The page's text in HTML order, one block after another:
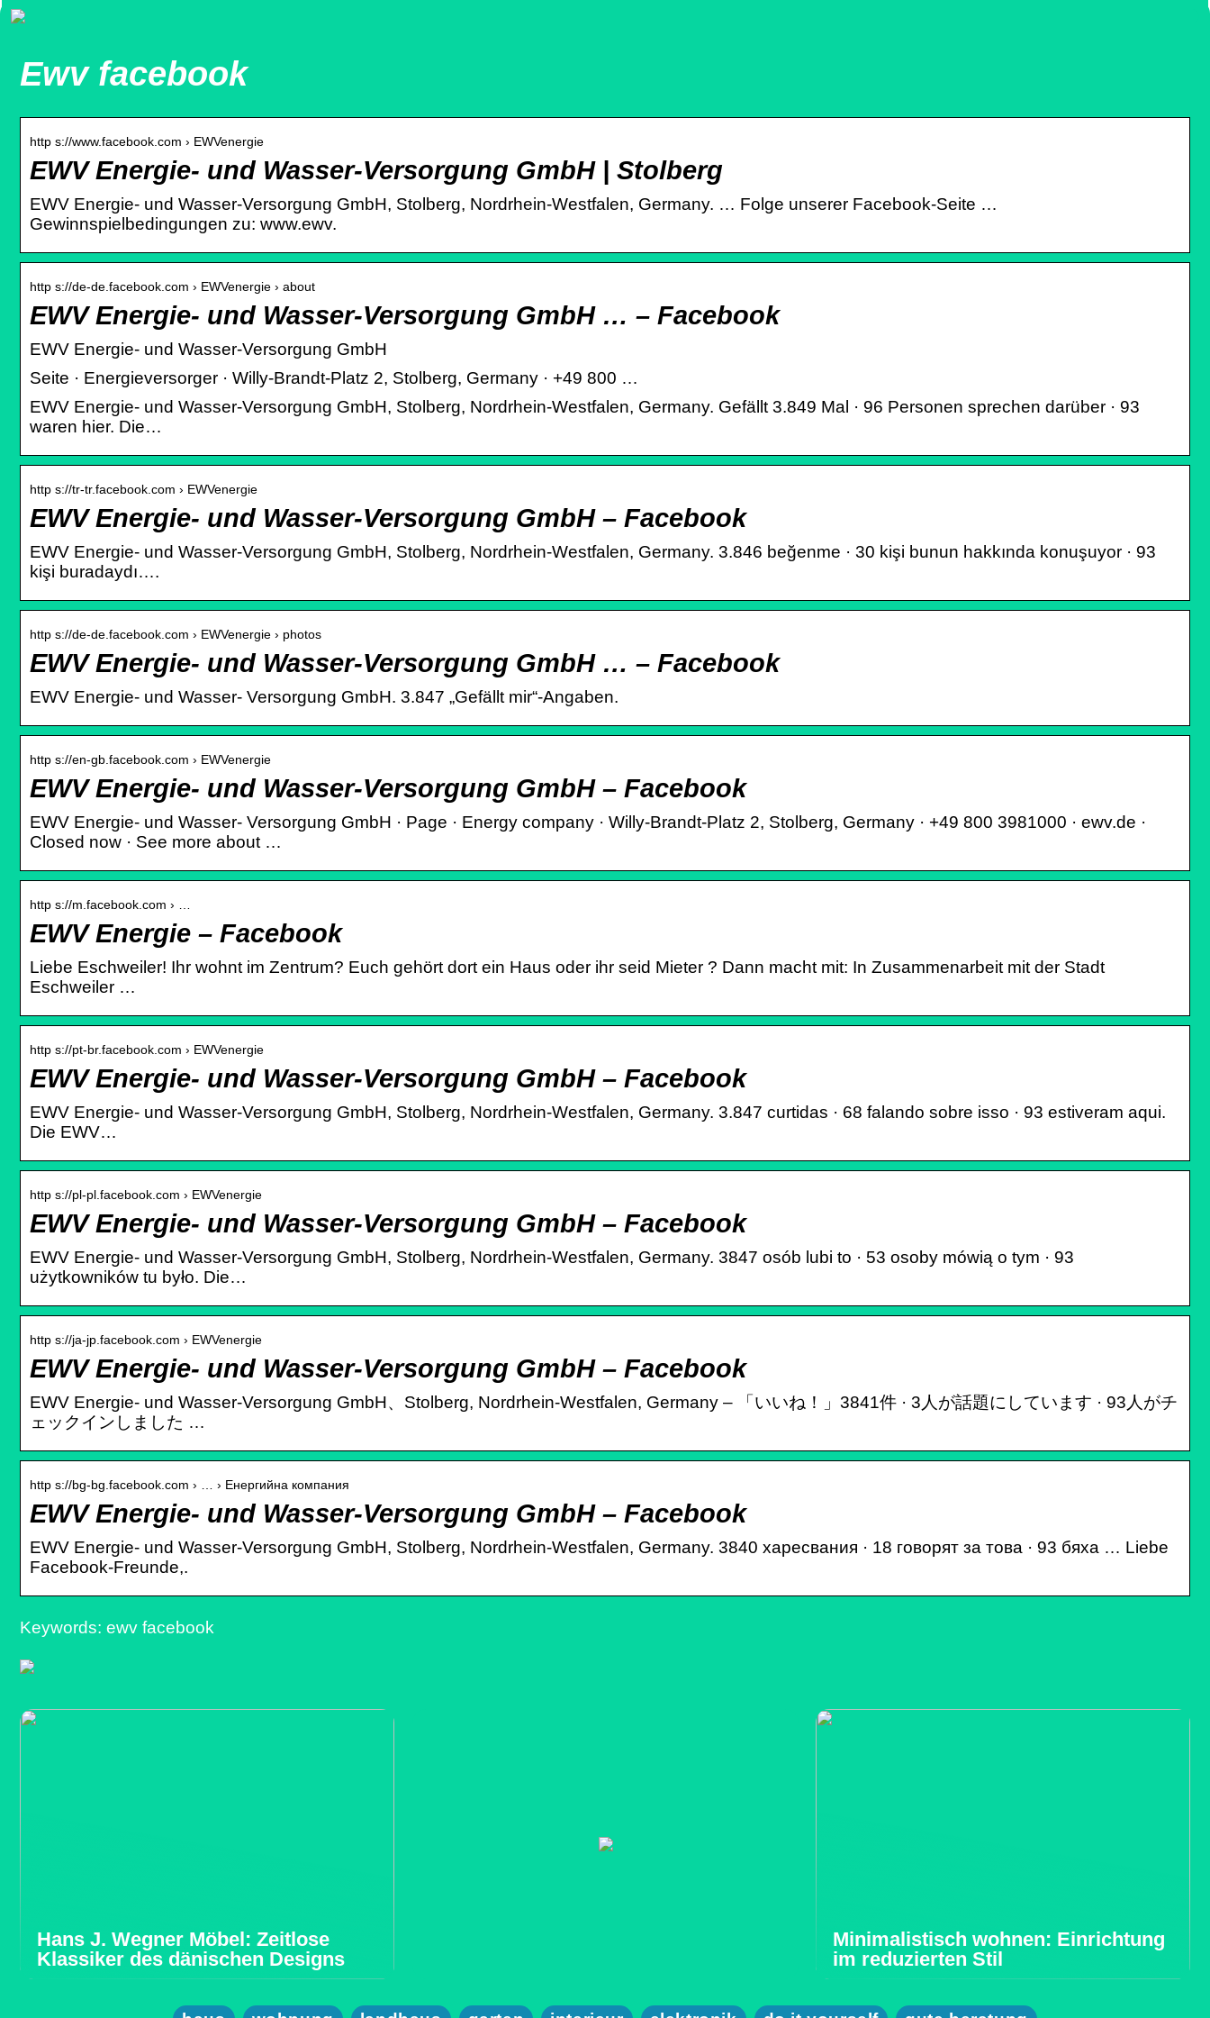
Ewv facebook
http s://www.facebook.com › EWVenergie
EWV Energie- und Wasser-Versorgung GmbH | Stolberg
EWV Energie- und Wasser-Versorgung GmbH, Stolberg, Nordrhein-Westfalen, Germany. … Folge unserer Facebook-Seite …
Gewinnspielbedingungen zu: www.ewv.
http s://de-de.facebook.com › EWVenergie › about
EWV Energie- und Wasser-Versorgung GmbH … – Facebook
EWV Energie- und Wasser-Versorgung GmbH
Seite · Energieversorger · Willy-Brandt-Platz 2, Stolberg, Germany · +49 800 …
EWV Energie- und Wasser-Versorgung GmbH, Stolberg, Nordrhein-Westfalen, Germany. Gefällt 3.849 Mal · 96 Personen sprechen darüber · 93
waren hier. Die…
http s://tr-tr.facebook.com › EWVenergie
EWV Energie- und Wasser-Versorgung GmbH – Facebook
EWV Energie- und Wasser-Versorgung GmbH, Stolberg, Nordrhein-Westfalen, Germany. 3.846 beğenme · 30 kişi bunun hakkında konuşuyor · 93
kişi buradaydı….
http s://de-de.facebook.com › EWVenergie › photos
EWV Energie- und Wasser-Versorgung GmbH … – Facebook
EWV Energie- und Wasser- Versorgung GmbH. 3.847 „Gefällt mir“-Angaben.
http s://en-gb.facebook.com › EWVenergie
EWV Energie- und Wasser-Versorgung GmbH – Facebook
EWV Energie- und Wasser- Versorgung GmbH · Page · Energy company · Willy-Brandt-Platz 2, Stolberg, Germany · +49 800 3981000 · ewv.de ·
Closed now · See more about …
http s://m.facebook.com › …
EWV Energie – Facebook
Liebe Eschweiler! Ihr wohnt im Zentrum? Euch gehört dort ein Haus oder ihr seid Mieter ? Dann macht mit: In Zusammenarbeit mit der Stadt
Eschweiler …
http s://pt-br.facebook.com › EWVenergie
EWV Energie- und Wasser-Versorgung GmbH – Facebook
EWV Energie- und Wasser-Versorgung GmbH, Stolberg, Nordrhein-Westfalen, Germany. 3.847 curtidas · 68 falando sobre isso · 93 estiveram aqui.
Die EWV…
http s://pl-pl.facebook.com › EWVenergie
EWV Energie- und Wasser-Versorgung GmbH – Facebook
EWV Energie- und Wasser-Versorgung GmbH, Stolberg, Nordrhein-Westfalen, Germany. 3847 osób lubi to · 53 osoby mówią o tym · 93
użytkowników tu było. Die…
http s://ja-jp.facebook.com › EWVenergie
EWV Energie- und Wasser-Versorgung GmbH – Facebook
EWV Energie- und Wasser-Versorgung GmbH、Stolberg, Nordrhein-Westfalen, Germany – 「いいね！」3841件 · 3人が話題にしています · 93人がチ
ェックインしました …
http s://bg-bg.facebook.com › … › Енергийна компания
EWV Energie- und Wasser-Versorgung GmbH – Facebook
EWV Energie- und Wasser-Versorgung GmbH, Stolberg, Nordrhein-Westfalen, Germany. 3840 харесвания · 18 говорят за това · 93 бяха … Liebe
Facebook-Freunde,.
Keywords: ewv facebook
Hans J. Wegner Möbel: Zeitlose
Klassiker des dänischen Designs
Minimalistisch wohnen: Einrichtung
im reduzierten Stil